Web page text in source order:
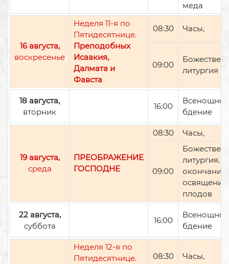
меда
16 августа,
воскресенье
Неделя 11-я по
Пятидесятнице.
Преподобных
Исаакия,
Далмата и
Фавста
08:30 Часы,
09:00
литургия
18 августа,
вторник
16:00
Всенощное
бдение
19 августа,
среда
ПРЕОБРАЖЕНИЕ
ГОСПОДНЕ
08:30 Часы,
09:00
литургия.
окончании
освящение
плодов
22 августа,
суббота
16:00
Всенощное
бдение
Неделя 12-я по
Пятидесятнице.
08:30 Часы,